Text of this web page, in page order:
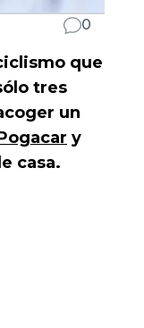
0
que
tres
un
y
casa.